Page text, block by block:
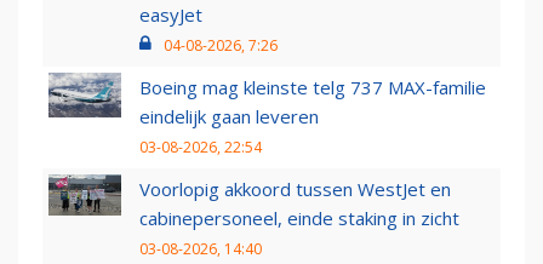
easyJet
04-08-2026, 7:26
Boeing mag kleinste telg 737 MAX-familie
eindelijk gaan leveren
03-08-2026, 22:54
Voorlopig akkoord tussen WestJet en
cabinepersoneel, einde staking in zicht
03-08-2026, 14:40